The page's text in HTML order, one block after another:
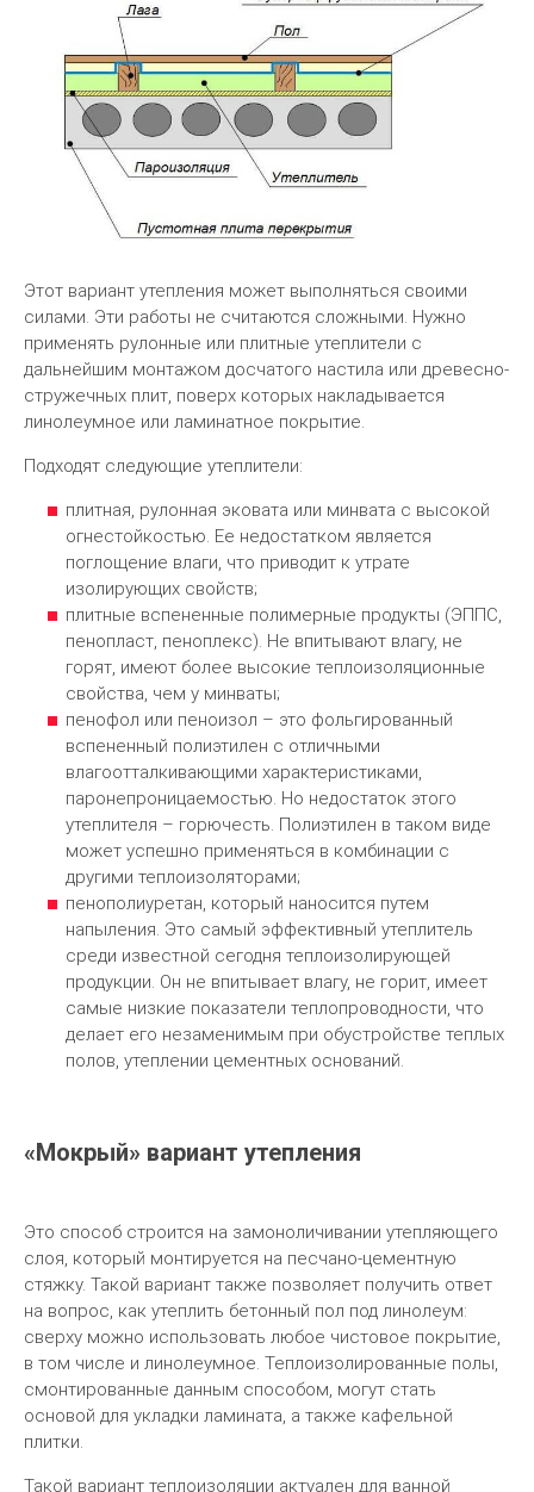
Этот вариант утепления может выполняться своими
силами. Эти работы не считаются сложными. Нужно
применять рулонные или плитные утеплители с
дальнейшим монтажом досчатого настила или древесно-
стружечных плит, поверх которых накладывается
линолеумное или ламинатное покрытие.
Подходят следующие утеплители:
плитная, рулонная эковата или минвата с высокой
огнестойкостью. Ее недостатком является
поглощение влаги, что приводит к утрате
изолирующих свойств;
плитные вспененные полимерные продукты (ЭППС,
пенопласт, пеноплекс). Не впитывают влагу, не
горят, имеют более высокие теплоизоляционные
свойства, чем у минваты;
пенофол или пеноизол – это фольгированный
вспененный полиэтилен с отличными
влагоотталкивающими характеристиками,
паронепроницаемостью. Но недостаток этого
утеплителя – горючесть. Полиэтилен в таком виде
может успешно применяться в комбинации с
другими теплоизоляторами;
пенополиуретан, который наносится путем
напыления. Это самый эффективный утеплитель
среди известной сегодня теплоизолирующей
продукции. Он не впитывает влагу, не горит, имеет
самые низкие показатели теплопроводности, что
делает его незаменимым при обустройстве теплых
полов, утеплении цементных оснований.
«Мокрый» вариант утепления
Это способ строится на замоноличивании утепляющего
слоя, который монтируется на песчано-цементную
стяжку. Такой вариант также позволяет получить ответ
на вопрос, как утеплить бетонный пол под линолеум:
сверху можно использовать любое чистовое покрытие,
в том числе и линолеумное. Теплоизолированные полы,
смонтированные данным способом, могут стать
основой для укладки ламината, а также кафельной
плитки.
Такой вариант теплоизоляции актуален для ванной